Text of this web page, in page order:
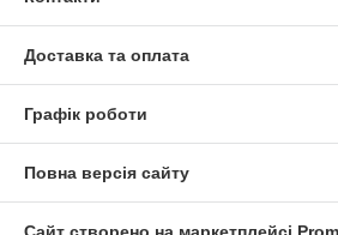
Доставка та оплата
Графік роботи
Повна версія сайту